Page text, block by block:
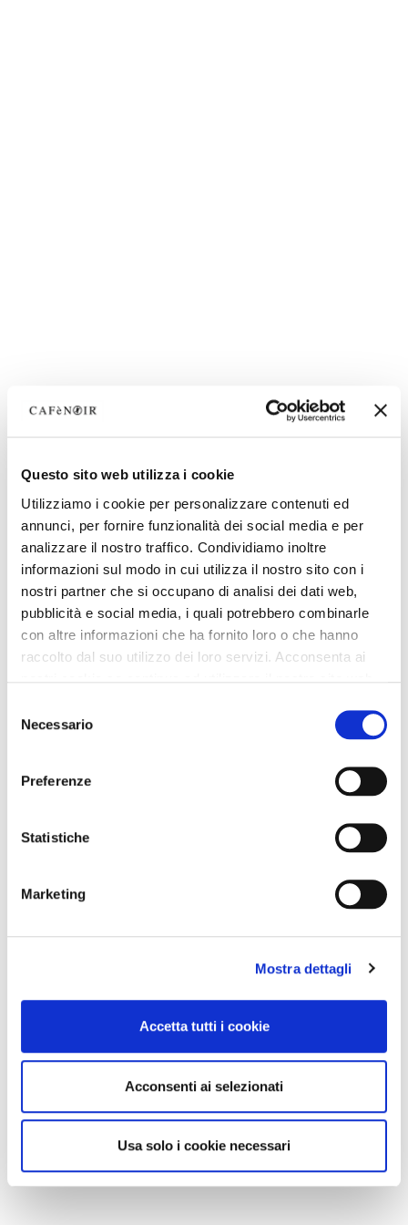
Questo sito web utilizza i cookie
Utilizziamo i cookie per personalizzare contenuti ed
annunci, per fornire funzionalità dei social media e per
analizzare il nostro traffico. Condividiamo inoltre
informazioni sul modo in cui utilizza il nostro sito con i
nostri partner che si occupano di analisi dei dati web,
pubblicità e social media, i quali potrebbero combinarle
con altre informazioni che ha fornito loro o che hanno
raccolto dal suo utilizzo dei loro servizi. Acconsenta ai
delNecessario
Preferenze
Statistiche
Marketing
Mostra dettagli
Accetta tutti i cookie
Acconsenti ai selezionati
Usa solo i cookie necessari